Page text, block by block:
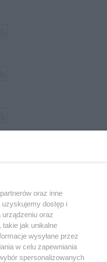
nie może być powielany i
w jakikolwiek sposób (w
na jakimkolwiek polu
z umieszczaniem w
praw. Jakiekolwiek użycie lub
części z naruszeniem prawa,
pod groźbą kary i może być
oraz inne
dostęp i
oraz
takie jak unikalne
wysyłane przez
w celu zapewniania
spersonalizowanych